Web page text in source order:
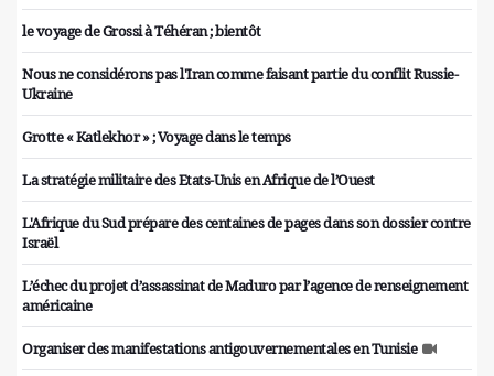
le voyage de Grossi à Téhéran ; bientôt
Nous ne considérons pas l'Iran comme faisant partie du conflit Russie-
Ukraine
Grotte « Katlekhor » ; Voyage dans le temps
La stratégie militaire des Etats-Unis en Afrique de l’Ouest
L'Afrique du Sud prépare des centaines de pages dans son dossier contre
Israël
L’échec du projet d’assassinat de Maduro par l’agence de renseignement
américaine
Organiser des manifestations antigouvernementales en Tunisie